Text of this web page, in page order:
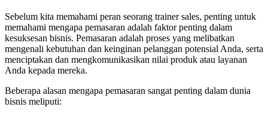
Sebelum kita memahami peran seorang trainer sales, penting untuk
memahami mengapa pemasaran adalah faktor penting dalam
kesuksesan bisnis. Pemasaran adalah proses yang melibatkan
mengenali kebutuhan dan keinginan pelanggan potensial Anda, serta
menciptakan dan mengkomunikasikan nilai produk atau layanan
Anda kepada mereka.
Beberapa alasan mengapa pemasaran sangat penting dalam dunia
bisnis meliputi: